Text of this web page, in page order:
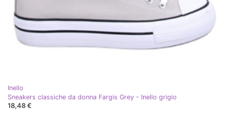
Inello
Sneakers classiche da donna Fargis Grey - Inello grigio
18,48 €